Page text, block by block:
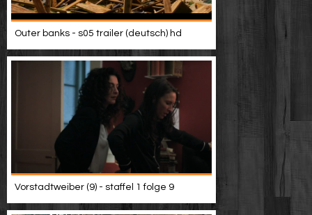
Outer banks - s05 trailer (deutsch) hd
Vorstadtweiber (9) - staffel 1 folge 9